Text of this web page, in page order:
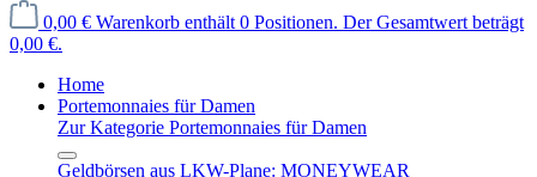
0,00 € Warenkorb enthält 0 Positionen. Der Gesamtwert beträgt
0,00 €.
Home
Portemonnaies für Damen
Zur Kategorie Portemonnaies für Damen
Geldbörsen aus LKW-Plane: MONEYWEAR